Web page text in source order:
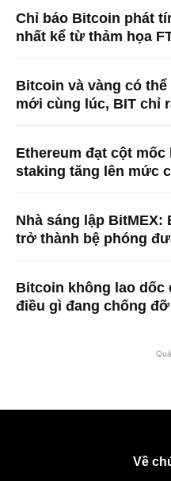
Chỉ báo Bitcoin phát
nhất kể từ thảm họa
Bitcoin và vàng có
mới cùng lúc, BIT chỉ
Ethereum đạt cột
staking tăng lên mức
Nhà sáng lập
trở thành bệ phóng
Bitcoin không lao dốc
điều gì đang chống
Về